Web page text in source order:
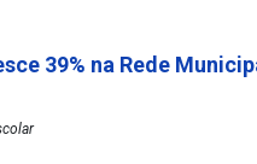
39% na Rede